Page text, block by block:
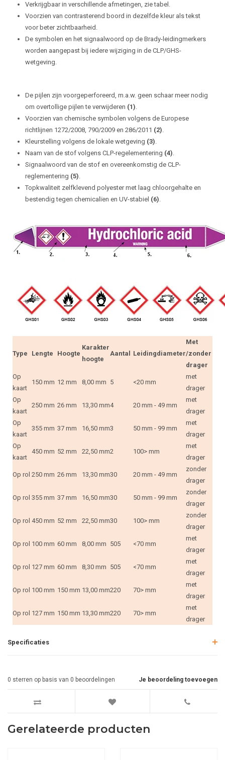
Verkrijgbaar in verschillende afmetingen, zie tabel.
Voorzien van contrasterend boord in dezelfde kleur als tekst
voor beter zichtbaarheid.
De symbolen en het signaalwoord op de Brady-leidingmerkers
worden aangepast bij iedere wijziging in de CLP/GHS-
wetgeving.
De pijlen zijn voorgeperforeerd, m.a.w. geen schaar meer nodig
om overtollige pijlen te verwijderen (1).
Voorzien van chemische symbolen volgens de Europese
richtlijnen 1272/2008, 790/2009 en 286/2011 (2).
Kleurstelling volgens de lokale wetgeving (3).
Naam van de stof volgens CLP-regelementering (4).
Signaalwoord van de stof en overeenkomstig de CLP-
reglementering (5).
Topkwaliteit zelfklevend polyester met laag chloorgehalte en
bestendig tegen chemicalïen en UV-stabiel (6).
Type Lengte Hoogte
Karakter
hoogte
Aantal Leidingdiameter
Met
/zonder
drager
Op
kaart
150 mm 12 mm 8,00 mm 5 <20 mm
met
drager
Op
kaart
250 mm 26 mm 13,30 mm4 20 mm - 49 mm
met
drager
Op
kaart
355 mm 37 mm 16,50 mm3 50 mm - 99 mm
met
drager
Op
kaart
450 mm 52 mm 22,50 mm2 100> mm
met
drager
Op rol 250 mm 26 mm 13,30 mm30 20 mm - 49 mm
zonder
drager
Op rol 355 mm 37 mm 16,50 mm30 50 mm - 99 mm
zonder
drager
Op rol 450 mm 52 mm 22,50 mm30 100> mm
zonder
drager
Op rol 100 mm 60 mm 8,00 mm 505 <70 mm
met
drager
Op rol 127 mm 60 mm 8,30 mm 505 <70 mm
met
drager
Op rol 100 mm 150 mm 13,00 mm220 70> mm
met
drager
Op rol 127 mm 150 mm 13,30 mm220 70> mm
met
drager
Specificaties
Je beoordeling toevoegen
0 sterren op basis van 0 beoordelingen
Gerelateerde producten